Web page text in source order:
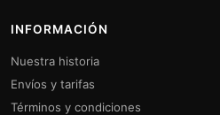
INFORMACIÓN
Nuestra historia
Envíos y tarifas
Términos y condiciones